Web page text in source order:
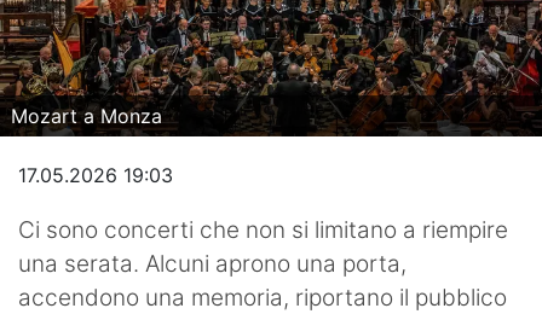
Pallanuoto
Pallamano
Altre
News
Turismo
Eventi
Mozart a Monza
17.05.2026 19:03
Ci sono concerti che non si limitano a riempire
una serata. Alcuni aprono una porta,
accendono una memoria, riportano il pubblico